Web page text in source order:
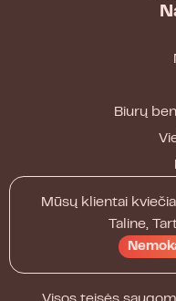
Biurų
Mūsų klientai
Taline,